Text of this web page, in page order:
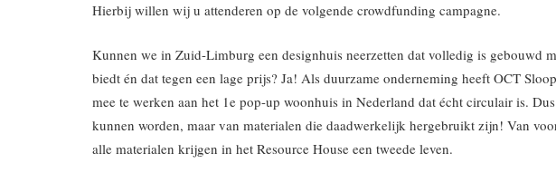
Hierbij willen wij u attenderen op de volgende crowdfunding campagne.
Kunnen we in Zuid-Limburg een designhuis neerzetten dat volledig is gebouwd
biedt én dat tegen een lage prijs? Ja! Als duurzame onderneming heeft OCT
mee te werken aan het 1e pop-up woonhuis in Nederland dat écht circulair is.
kunnen worden, maar van materialen die daadwerkelijk hergebruikt zijn! Van
alle materialen krijgen in het Resource House een tweede leven.